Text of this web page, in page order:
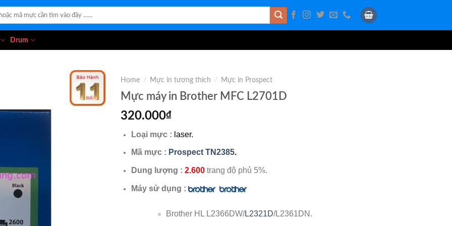
Drum
Home / Mực in tương thích / Mực in Prospect
Mực máy in Brother MFC L2701D
320.000₫
Loại mực : laser.
Mã mực : Prospect TN2385.
Dung lượng : 2.600trang độ phủ 5%.
Máy sử dụng :
Brother HL L2366DW/L2321D/L2361DN.